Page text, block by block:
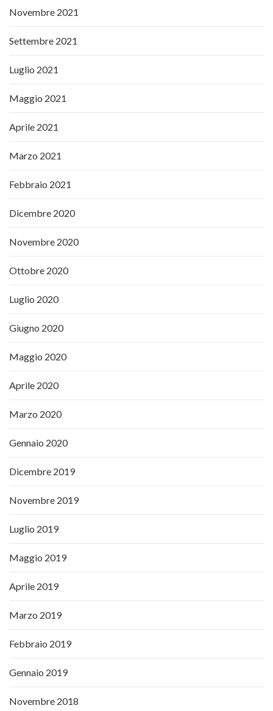
Novembre 2021
Settembre 2021
Luglio 2021
Maggio 2021
Aprile 2021
Marzo 2021
Febbraio 2021
Dicembre 2020
Novembre 2020
Ottobre 2020
Luglio 2020
Giugno 2020
Maggio 2020
Aprile 2020
Marzo 2020
Gennaio 2020
Dicembre 2019
Novembre 2019
Luglio 2019
Maggio 2019
Aprile 2019
Marzo 2019
Febbraio 2019
Gennaio 2019
Novembre 2018